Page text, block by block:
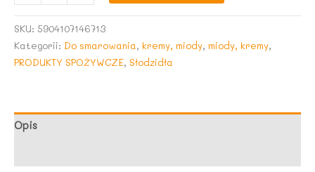
Miód
z
piernikową
Pasieki
SKU: 5904107146713
Kategorii: Do smarowania, kremy, miody, miody, kremy,
PRODUKTY SPOŻYWCZE, Słodzidła
Opis